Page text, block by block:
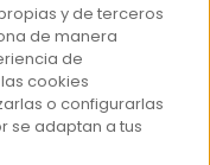
y de terceros
de manera
de
cookies
o configurarlas
se adaptan a tus